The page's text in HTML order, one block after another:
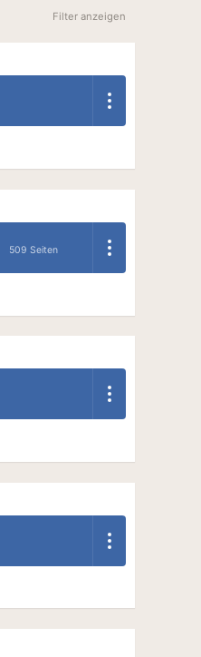
Filter anzeigen
509 Seiten